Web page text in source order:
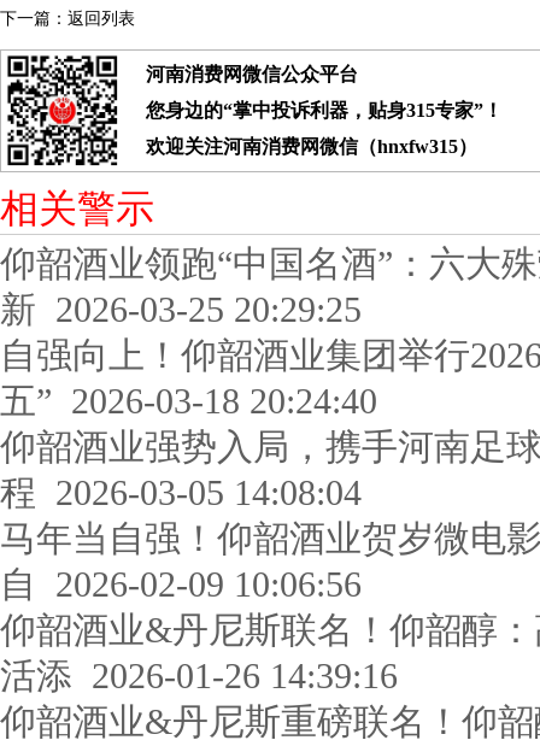
下一篇： 返回列表
河南消费网微信公众平台
您身边的“掌中投诉利器，贴身315专家”！
欢迎关注河南消费网微信（hnxfw315）
相关警示
仰韶酒业领跑“中国名酒”：六大
新 2026-03-25 20:29:25
自强向上！仰韶酒业集团举行
五” 2026-03-18 20:24:40
仰韶酒业强势入局，携手河南足
程 2026-03-05 14:08:04
马年当自强！仰韶酒业贺岁微电
自
2026-02-09 10:06:56
仰韶酒业&丹尼斯联名！仰韶醇
活添 2026-01-26 14:39:16
仰韶酒业&丹尼斯重磅联名！仰